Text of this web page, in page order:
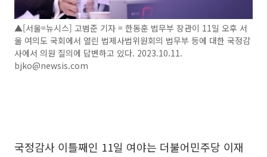
▲[서울=뉴시스] 고범준 기자 = 한동훈 법무부 장관이 11일 오후 서
울 여의도 국회에서 열린 법제사법위원회의 법무부 등에 대한 국정감
사에서 의원 질의에 답변하고 있다. 2023.10.11.
bjko@newsis.com
국정감사 이틀째인 11일 여야는 더불어민주당 이재